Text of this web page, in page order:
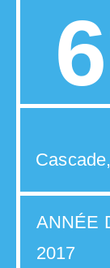
ANNÉE
2017